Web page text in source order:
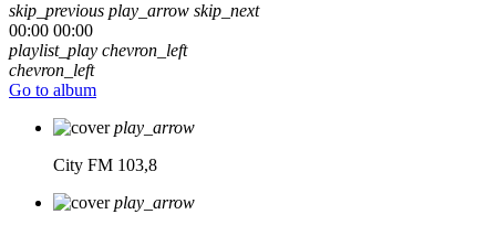
skip_previous play_arrow skip_next
00:00 00:00
playlist_play chevron_left
chevron_left
Go to album
play_arrow
City FM 103,8
play_arrow